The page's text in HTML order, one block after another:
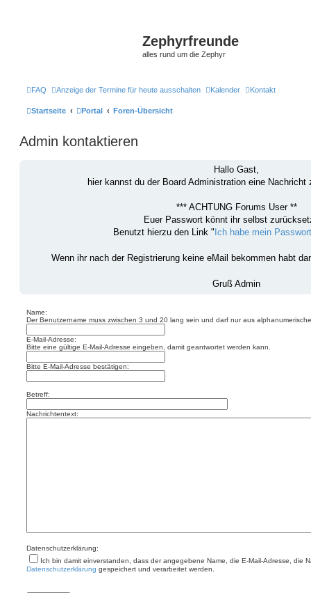
Zephyrfreunde
alles rund um die Zephyr
FAQ Anzeige der Termine für heute ausschalten Kalender Kontakt
Startseite Portal Foren-Übersicht
Admin kontaktieren
Hallo Gast,
hier kannst du der Board Administration eine Nachricht
*** ACHTUNG Forums User **
Euer Passwort könnt ihr selbst
Benutzt hierzu den Link "Ich habe mein
Wenn ihr nach der Registrierung keine eMail bekommen habt
Gruß Admin
Name:
Der Benutzername muss zwischen 3 und 20 lang sein und darf nur aus
E-Mail-Adresse:
Bitte eine gültige E-Mail-Adresse eingeben, damit geantwortet werden kann.
Bitte E-Mail-Adresse bestätigen:
Betreff:
Nachrichtentext:
Datenschutzerklärung:
Ich bin damit einverstanden, dass der angegebene Name, die E-Mail-Adresse, die
Datenschutzerklärung gespeichert und verarbeitet werden.